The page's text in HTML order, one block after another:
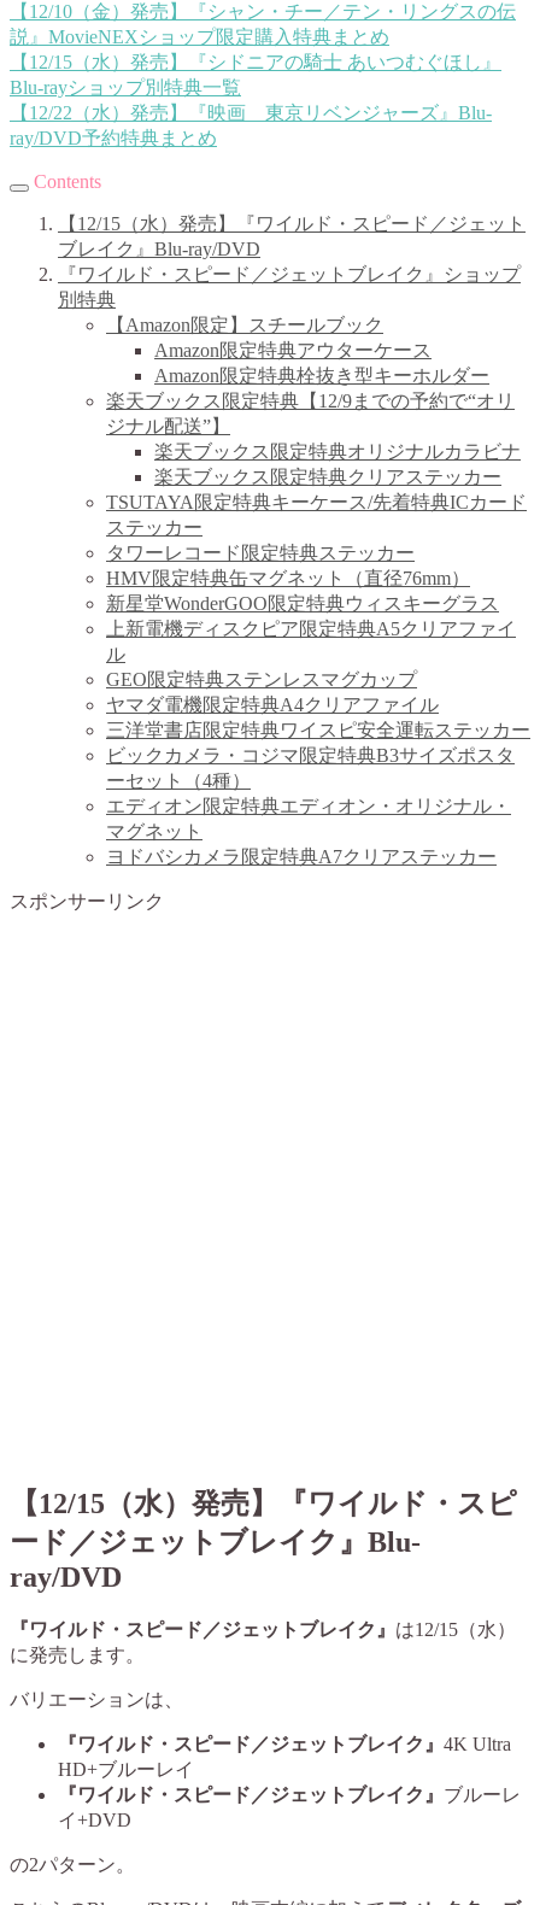
【12/10（金）発売】『シャン・チー／テン・リングスの伝
説』MovieNEXショップ限定購入特典まとめ
【12/15（水）発売】『シドニアの騎士 あいつむぐほし』
Blu-rayショップ別特典一覧
【12/22（水）発売】『映画 東京リベンジャーズ』Blu-
ray/DVD予約特典まとめ
Contents
【12/15（水）発売】『ワイルド・スピード／ジェット
ブレイク』Blu-ray/DVD
『ワイルド・スピード／ジェットブレイク』ショップ
別特典
【Amazon限定】スチールブック
Amazon限定特典アウターケース
Amazon限定特典栓抜き型キーホルダー
楽天ブックス限定特典【12/9までの予約で“オリ
ジナル配送”】
楽天ブックス限定特典オリジナルカラビナ
楽天ブックス限定特典クリアステッカー
TSUTAYA限定特典キーケース/先着特典ICカード
ステッカー
タワーレコード限定特典ステッカー
HMV限定特典缶マグネット（直径76mm）
新星堂WonderGOO限定特典ウィスキーグラス
上新電機ディスクピア限定特典A5クリアファイ
ル
GEO限定特典ステンレスマグカップ
ヤマダ電機限定特典A4クリアファイル
三洋堂書店限定特典ワイスピ安全運転ステッカー
ビックカメラ・コジマ限定特典B3サイズポスタ
ーセット（4種）
エディオン限定特典エディオン・オリジナル・
マグネット
ヨドバシカメラ限定特典A7クリアステッカー
スポンサーリンク
【12/15（水）発売】『ワイルド・スピ
ード／ジェットブレイク』Blu-
ray/DVD
『ワイルド・スピード／ジェットブレイク』 は12/15（水）
に発売します。
バリエーションは、
『ワイルド・スピード／ジェットブレイク』 4K Ultra
HD+ブルーレイ
『ワイルド・スピード／ジェットブレイク』 ブルーレ
イ+DVD
の2パターン。